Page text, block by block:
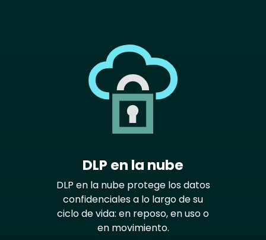
DLP en la nube
DLP en la nube protege los datos
confidenciales a lo largo de su
ciclo de vida: en reposo, en uso o
en movimiento.